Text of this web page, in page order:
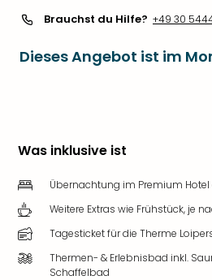
Brauchst du Hilfe? +49 30
Dieses Angebot ist im
Was inklusive ist
Übernachtung im Premium Hotel
Weitere Extras wie Frühstück, je
Tagesticket für die Therme
Thermen- & Erlebnisbad inkl.
Schaffelbad